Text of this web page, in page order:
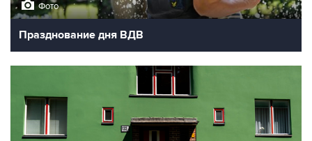
Фото
Празднование дня ВДВ